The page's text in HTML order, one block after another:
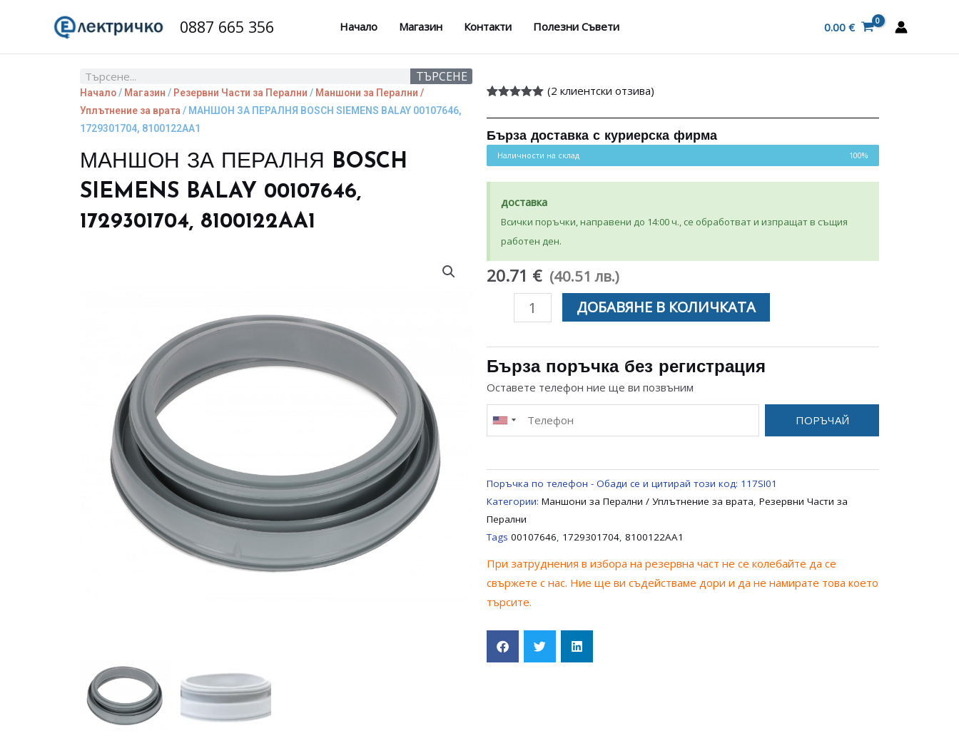
0887 665 356 Начало Магазин Контакти Полезни Съвети 0.00 €
Search ТЪРСЕНЕ
Начало/ Магазин / Резервни Части за Перални / Маншони за Перални /
Уплътнение за врата / МАНШОН ЗА ПЕРАЛНЯ BOSCH SIEMENS BALAY 00107646,
1729301704, 8100122AA1
МАНШОН ЗА ПЕРАЛНЯ BOSCH
SIEMENS BALAY 00107646,
1729301704, 8100122AA1
от 5,
потребителски
(2 клиентски отзива)
Бърза доставка с куриерска фирма
Наличности на склад 100%
доставка
Всички поръчки, направени до 14:00 ч., се обработват и изпращат в същия
работен ден.
20.71 € (40.51 лв.)
количество
ЗА
ПЕРАЛНЯ
SIEMENS
BALAY
ДОБАВЯНЕ В КОЛИЧКАТА
Бърза поръчка без регистрация
Оставете телефон ние ще ви позвъним
ПОРЪЧАЙ
Поръчка по телефон - Обади се и цитирай този код: 117SI01
Категории: Маншони за Перални / Уплътнение за врата, Резервни Части за
Перални
Tags 00107646, 1729301704, 8100122AA1
При затруднения в избора на резервна част не се колебайте да се
свържете с нас. Ние ще ви съдействаме дори и да не намирате това което
търсите.